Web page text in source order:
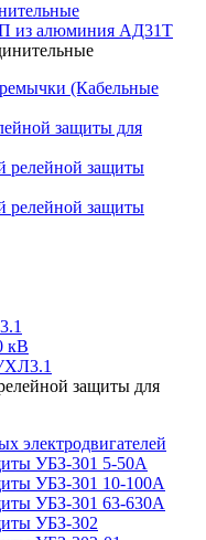
из алюминия АД31Т
(Кабельные
защиты для
релейной защиты
релейной защиты
кВ
электродвигателей
УБЗ-301 5-50А
УБЗ-301 10-100А
УБЗ-301 63-630А
УБЗ-302